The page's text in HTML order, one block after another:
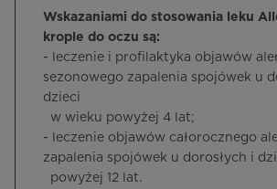
Wskazaniami do stosowania leku
krople do oczu są:
- leczenie i profilaktyka objawów
sezonowego zapalenia spojówek u
dzieci
w wieku powyżej 4 lat;
- leczenie objawów całorocznego
zapalenia spojówek u dorosłych i
powyżej 12 lat.